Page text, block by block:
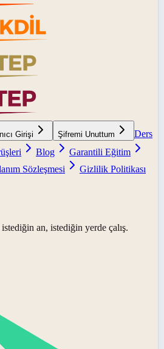
Girişi Şifremi Unuttum
Ders
Blog
Garantili Eğitim
Sözleşmesi
Gizlilik Politikası
an, istediğin yerde çalış.